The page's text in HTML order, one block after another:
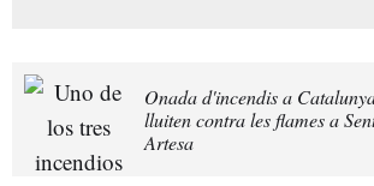
Onada d'incendis a
lluiten contra les flames a
Artesa